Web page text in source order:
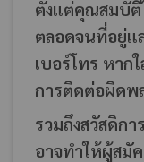
ตั้งแต่คุณสมบัติ
ตลอดจนที่อยู่แ
เบอร์โทร หาก
การติดต่อผิดพ
รวมถึงสวัสดิกา
อาจทำให้ผู้สมั